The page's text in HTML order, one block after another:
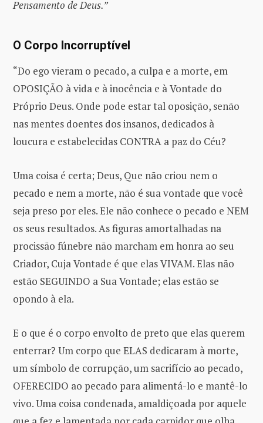
Pensamento de Deus.”
O Corpo Incorruptível
“Do ego vieram o pecado, a culpa e a morte, em
OPOSIÇÃO à vida e à inocência e à Vontade do
Próprio Deus. Onde pode estar tal oposição, senão
nas mentes doentes dos insanos, dedicados à
loucura e estabelecidas CONTRA a paz do Céu?
Uma coisa é certa; Deus, Que não criou nem o
pecado e nem a morte, não é sua vontade que você
seja preso por eles. Ele não conhece o pecado e NEM
os seus resultados. As figuras amortalhadas na
procissão fúnebre não marcham em honra ao seu
Criador, Cuja Vontade é que elas VIVAM. Elas não
estão SEGUINDO a Sua Vontade; elas estão se
opondo à ela.
E o que é o corpo envolto de preto que elas querem
enterrar? Um corpo que ELAS dedicaram à morte,
um símbolo de corrupção, um sacrifício ao pecado,
OFERECIDO ao pecado para alimentá-lo e mantê-lo
vivo. Uma coisa condenada, amaldiçoada por aquele